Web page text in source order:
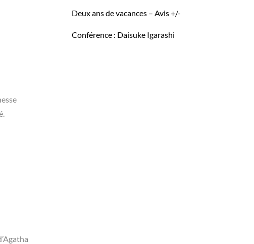
Deux ans de vacances – Avis +/-
Conférence : Daisuke Igarashi